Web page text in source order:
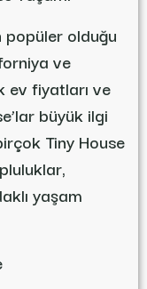
popüler olduğu
ve
ev fiyatları ve
büyük ilgi
Tiny House
yaşam